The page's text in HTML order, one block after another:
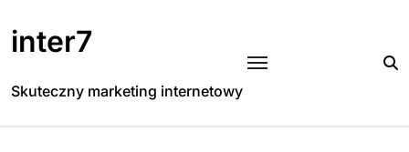
to
content
inter7
Skuteczny marketing internetowy